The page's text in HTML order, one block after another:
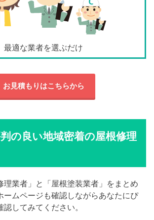
最適な業者を選ぶだけ
お見積もりはこちらから
の良い地域密着の屋根修理
理業者」と「屋根塗装業者」をまとめ
ームページも確認しながらあなたにぴ
してみてください。